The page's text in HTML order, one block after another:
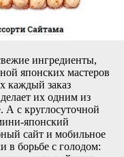
ингредиенты,
японских мастеров
каждый заказ
их одним из
А с круглосуточной
японский
сайт и мобильное
борьбе с голодом: